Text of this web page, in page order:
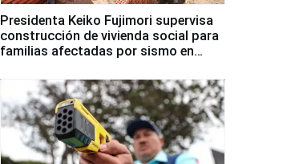
Presidenta Keiko Fujimori supervisa
construcción de vivienda social para
familias afectadas por sismo en